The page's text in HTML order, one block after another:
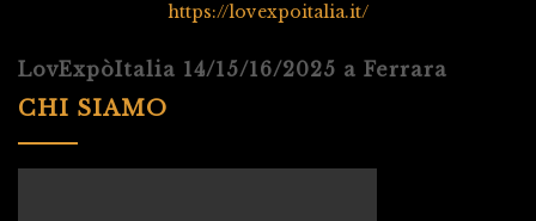
https://lovexpoitalia.it/
LovExpòItalia 14/15/16/2025 a Ferrara
CHI SIAMO